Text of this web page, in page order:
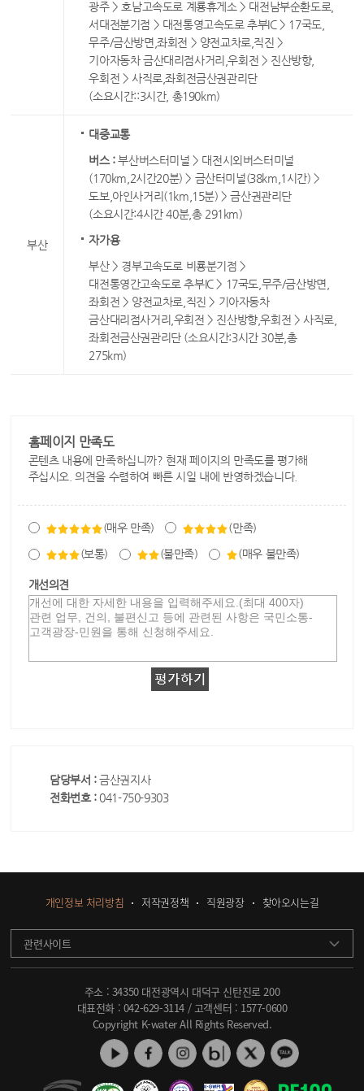
광주 > 호남고속도로 계룡휴게소 > 대전남부순환도로,
서대전분기점 > 대전통영고속도로 추부IC > 17국도,
무주/금산방면,좌회전 > 양전교차로,직진 >
기아자동차 금산대리점사거리,우회전 > 진산방향,
우회전 > 사직로,좌회전금산권관리단
(소요시간::3시간, 총190km)
부산
대중교통
버스 :부산버스터미널 > 대전시외버스터미널
(170km,2시간20분) > 금산터미널(38km,1시간) >
도보,아인사거리(1km,15분) > 금산권관리단
(소요시간:4시간 40분,총 291km)
자가용
부산 > 경부고속도로 비룡분기점 >
대전통영간고속도로 추부IC > 17국도,무주/금산방면,
좌회전 > 양전교차로,직진 > 기아자동차
금산대리점사거리,우회전 > 진산방향,우회전 > 사직로,
좌회전금산권관리단 (소요시간:3시간 30분,총
275km)
홈페이지 만족도
콘텐츠 내용에 만족하십니까? 현재 페이지의 만족도를 평가해
주십시오. 의견을 수렴하여 빠른 시일 내에 반영하겠습니다.
(매우 만족) (만족)
(보통) (불만족) (매우 불만족)
개선의견
담당부서 :금산권지사
전화번호 : 041-750-9303
개인정보 처리방침 저작권정책 직원광장 찾아오시는길
관련사이트
주소 : 34350 대전광역시 대덕구 신탄진로 200
대표전화 : 042-629-3114 / 고객센터 : 1577-0600
Copyright K-water All Rights Reserved.